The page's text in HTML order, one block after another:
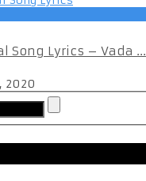
Song Lyrics – Vada ...
2020